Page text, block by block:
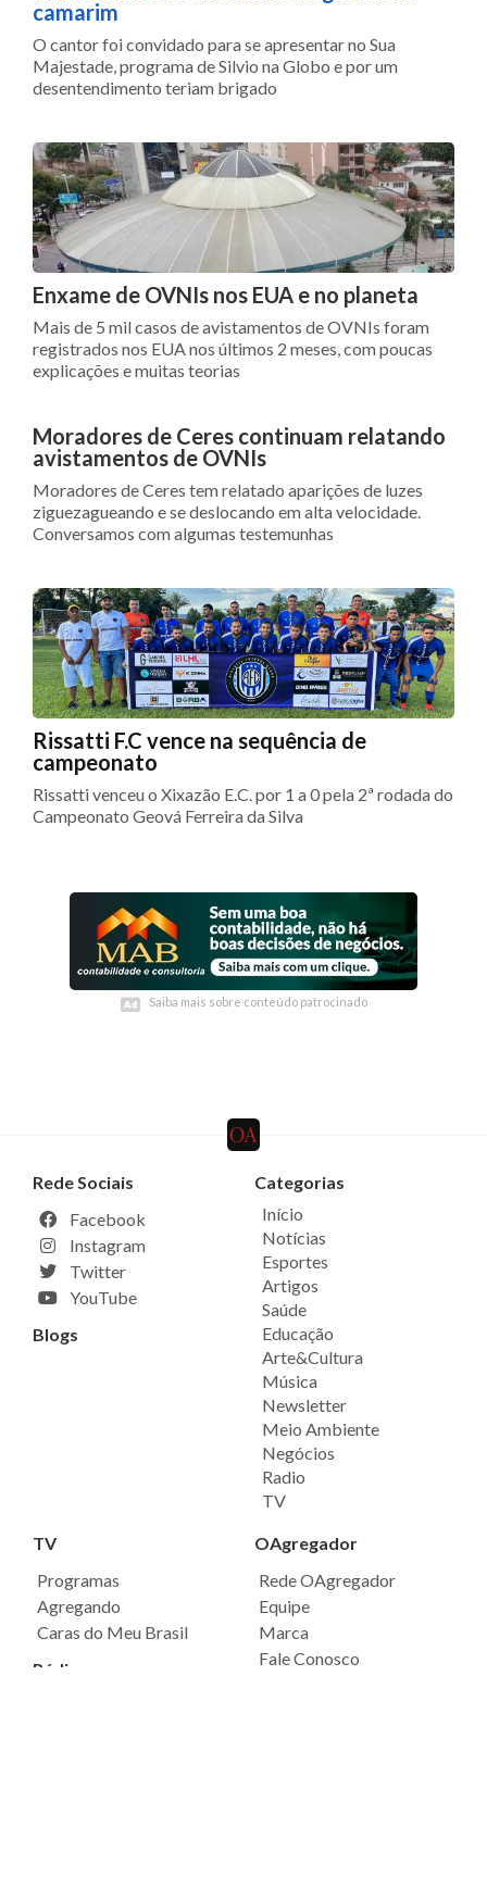
camarim
O cantor foi convidado para se apresentar no Sua
Majestade, programa de Silvio na Globo e por um
desentendimento teriam brigado
Enxame de OVNIs nos EUA e no planeta
Mais de 5 mil casos de avistamentos de OVNIs foram
registrados nos EUA nos últimos 2 meses, com poucas
explicações e muitas teorias
Moradores de Ceres continuam relatando
avistamentos de OVNIs
Moradores de Ceres tem relatado aparições de luzes
ziguezagueando e se deslocando em alta velocidade.
Conversamos com algumas testemunhas
Rissatti F.C vence na sequência de
campeonato
Rissatti venceu o Xixazão E.C. por 1 a 0 pela 2ª rodada do
Campeonato Geová Ferreira da Silva
Saiba mais sobre conteúdo patrocinado
Saiba mais sobre conteúdo patrocinado
Rede Sociais
Facebook
Instagram
Twitter
YouTube
Blogs
Categorias
Início
Notícias
Esportes
Artigos
Saúde
Educação
Arte&Cultura
Música
Newsletter
Meio Ambiente
Negócios
Radio
TV
TV
Programas
Agregando
Caras do Meu Brasil
Rádio
OAgregador
Rede OAgregador
Equipe
Marca
Fale Conosco